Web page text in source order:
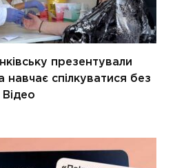
презентували
навчає спілкуватися без
Відео